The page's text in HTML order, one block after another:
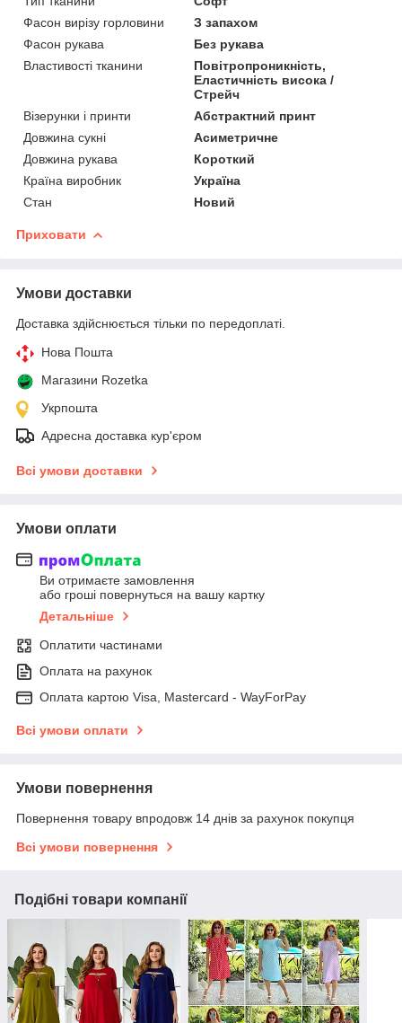
Фасон вирізу горловини
З запахом
Фасон рукава
Без рукава
Властивості тканини
Повітропроникність,
Еластичність висока /
Стрейч
Візерунки і принти
Абстрактний принт
Довжина сукні
Асиметричне
Довжина рукава
Короткий
Країна виробник
Україна
Стан
Новий
Приховати
Умови доставки
Доставка здійснюється тільки по передоплаті.
Нова Пошта
Магазини Rozetka
Укрпошта
Адресна доставка кур'єром
Всі умови доставки
Умови оплати
Ви отримаєте замовлення
або гроші повернуться на вашу картку
Детальніше
Оплатити частинами
Оплата на рахунок
Оплата картою Visa, Mastercard - WayForPay
Всі умови оплати
Умови повернення
Повернення товару впродовж 14 днів за рахунок покупця
Всі умови повернення
Подібні товари компанії